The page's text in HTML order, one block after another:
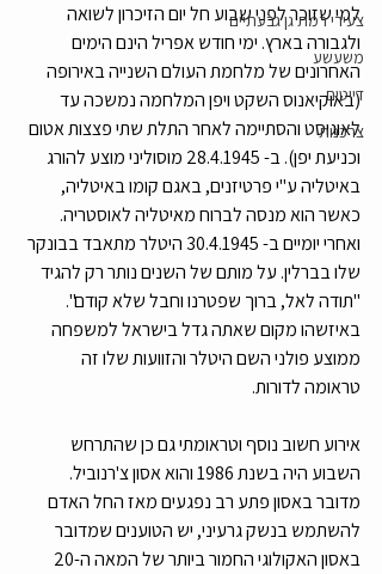
צעירי רמת גן גבעתיים
משעשע
דייטים
צרכנות
למי שזוכר לפני שבוע חל יום הזיכרון לשואה
ולגבורה בארץ. ימי חודש אפריל הינם הימים
האחרונים של מלחמת העולם השנייה באירופה
(באוקיאנוס השקט ויפן המלחמה נמשכה עד
לאוגוסט והסתיימה לאחר התלת שתי פצצות אטום
וכניעת יפן). ב- 28.4.1945 מוסוליני מוצע להורג
באיטליה ע"י פרטיזנים, באגם קומו באיטליה,
כאשר הוא מנסה לברוח מאיטליה לאוסטריה.
ואחרי יומיים ב- 30.4.1945 היטלר מתאבד בבונקר
שלו בברלין. על מותם של השנים נותר רק להגיד
"תודה לאל, ברוך שפטרנו וחבל שלא קודם".
באיזשהו מקום שאתה גדל בישראל למשפחה
ממוצע פולני השם היטלר והזוועות שלו זה
טראומה לדורות.
אירוע חשוב נוסף וטראומתי גם כן שהתרחש
השבוע היה בשנת 1986 והוא אסון צ'רנוביל.
מדובר באסון פתע רב נפגעים מאז החל האדם
להשתמש בנשק גרעיני, יש הטוענים שמדובר